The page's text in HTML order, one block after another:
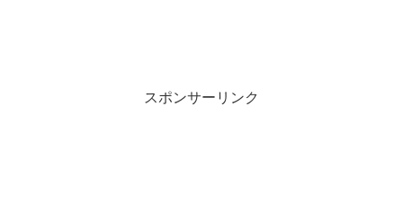
スポンサーリンク